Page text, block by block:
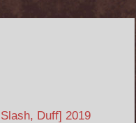
Duff] 2019